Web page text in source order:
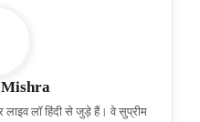
लॉ हिंदी से जुड़े हैं। वे सुप्रीम